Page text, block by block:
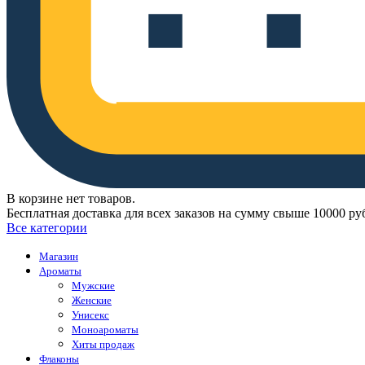
В корзине нет товаров.
Бесплатная доставка для всех заказов на сумму свыше 10000
Все категории
Магазин
Ароматы
Мужские
Женские
Унисекс
Моноароматы
Хиты продаж
Флаконы